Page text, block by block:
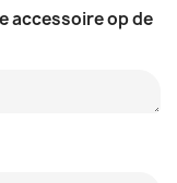
accessoire op de